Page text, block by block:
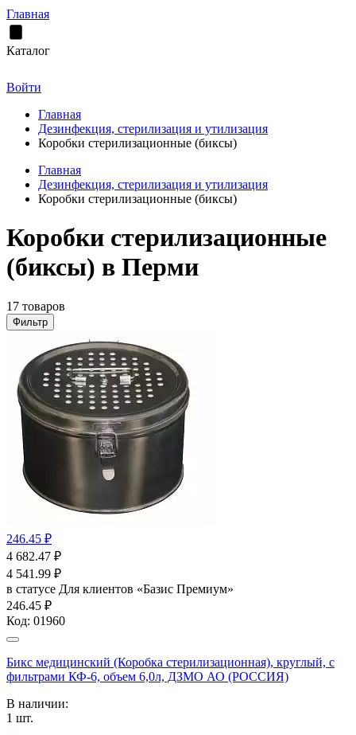
Главная
Каталог
Войти
Главная
Дезинфекция, стерилизация и утилизация
Коробки стерилизационные (биксы)
Главная
Дезинфекция, стерилизация и утилизация
Коробки стерилизационные (биксы)
Коробки стерилизационные
(биксы) в Перми
17 товаров
Фильтр
246.45 ₽
4 682.47 ₽
4 541.99 ₽
в статусе Для клиентов «Базис Премиум»
246.45 ₽
Код: 01960
Бикс медицинский (Коробка стерилизационная), круглый, с
фильтрами КФ-6, объем 6,0л, ДЗМО АО (РОССИЯ)
В наличии:
1 шт.